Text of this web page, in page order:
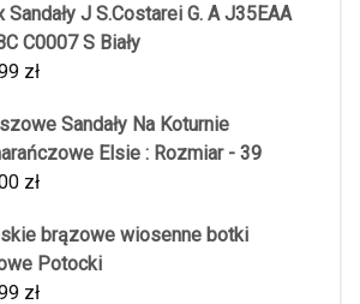
Sandały J S.Costarei G. A J35EAA
C0007 S Biały
zł
Sandały Na Koturnie
Elsie : Rozmiar - 39
zł
brązowe wiosenne botki
Potocki
zł